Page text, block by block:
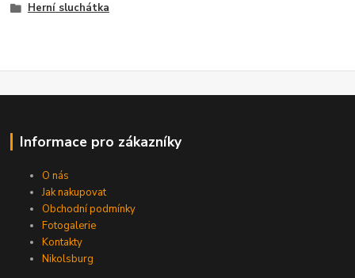
Herní sluchátka
Informace pro zákazníky
O nás
Jak nakupovat
Obchodní podmínky
Fotogalerie
Kontakty
Nikolsburg